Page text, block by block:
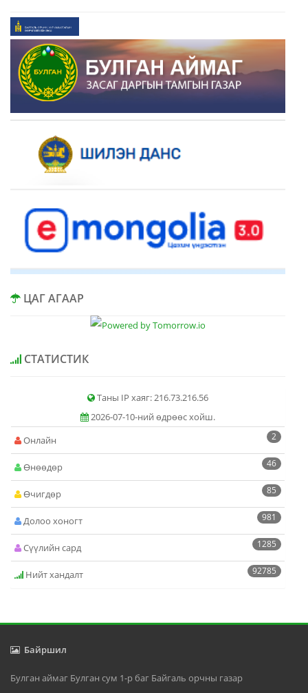
ЦАГ АГААР
СТАТИСТИК
Таны IP хаяг: 216.73.216.56
2026-07-10-ний өдрөөс хойш.
2
Онлайн
46
Өнөөдөр
85
Өчигдөр
981
Долоо хоногт
1285
Сүүлийн сард
92785
Нийт хандалт
Байршил
Булган аймаг Булган сум 1-р баг Байгаль орчны газар